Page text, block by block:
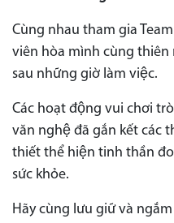
Cùng nhau tham gia
viên hòa mình cùng
sau những giờ làm việc.
Các hoạt động vui chơi
văn nghệ đã gắn kết các
thiết thể hiện tinh thần
sức khỏe.
Hãy cùng lưu giữ và